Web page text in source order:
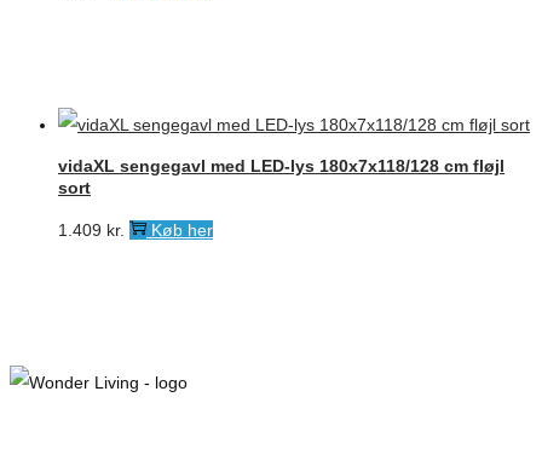
vidaXL sengegavl med LED-lys 180x7x118/128 cm fløjl
sort
1.409 kr. Køb her